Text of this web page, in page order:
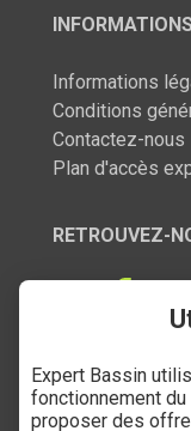
Informations
Conditions
Contactez-nous
Plan d'accès
RETROUVEZ-
SERVICE
Expert Bassin
fonctionnement
proposer des